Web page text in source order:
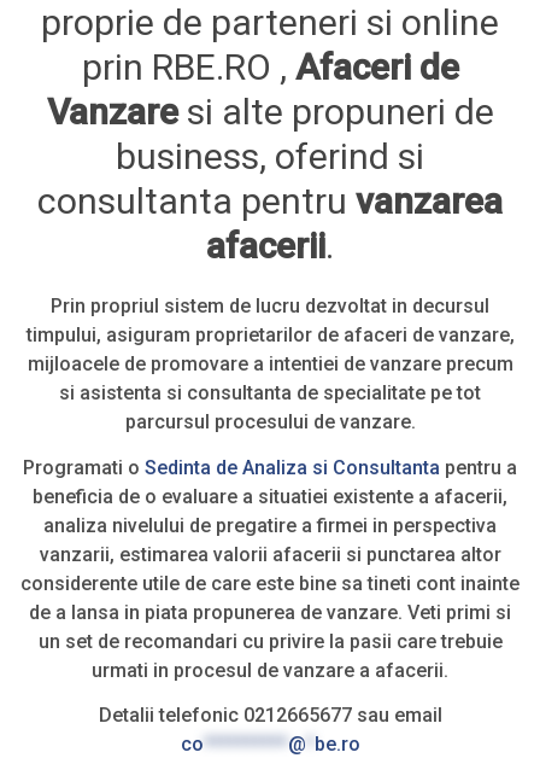
proprie de parteneri si online
prin RBE.RO , Afaceri de
Vanzaresi alte propuneri de
business, oferind si
consultanta pentru vanzarea
afacerii.
Prin propriul sistem de lucru dezvoltat in decursul
timpului, asiguram proprietarilor de afaceri de vanzare,
mijloacele de promovare a intentiei de vanzare precum
si asistenta si consultanta de specialitate pe tot
parcursul procesului de vanzare.
Programati o Sedinta de Analiza si Consultanta pentru a
beneficia de o evaluare a situatiei existente a afacerii,
analiza nivelului de pregatire a firmei in perspectiva
vanzarii, estimarea valorii afacerii si punctarea altor
considerente utile de care este bine sa tineti cont inainte
de a lansa in piata propunerea de vanzare. Veti primi si
un set de recomandari cu privire la pasii care trebuie
urmati in procesul de vanzare a afacerii.
Detalii telefonic 0212665677 sau email
co ********** @ be.ro